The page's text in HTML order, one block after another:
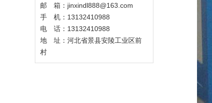
邮 箱：jinxindl888@163.com
手 机：13132410988
电 话：13132410988
地 址：河北省景县安陵工业区前
村